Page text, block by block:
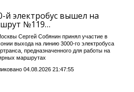
й электробус вышел на
№119…
Сергей Собянин принял участие в
выхода на линию 3000-го электробуса
предназначенного для работы на
маршрутах
04.08.2026 21:47:55